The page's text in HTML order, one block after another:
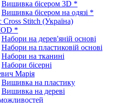
Вишивка бісером 3D *
Вишивка бісером на одязі *
Cross Stitch (Україна)
*
Набори на дерев'яній основі
Набори на пластиковій основі
Набори на тканині
Набори бісерні
Марія
Вишивка на пластику
Вишивка на дереві